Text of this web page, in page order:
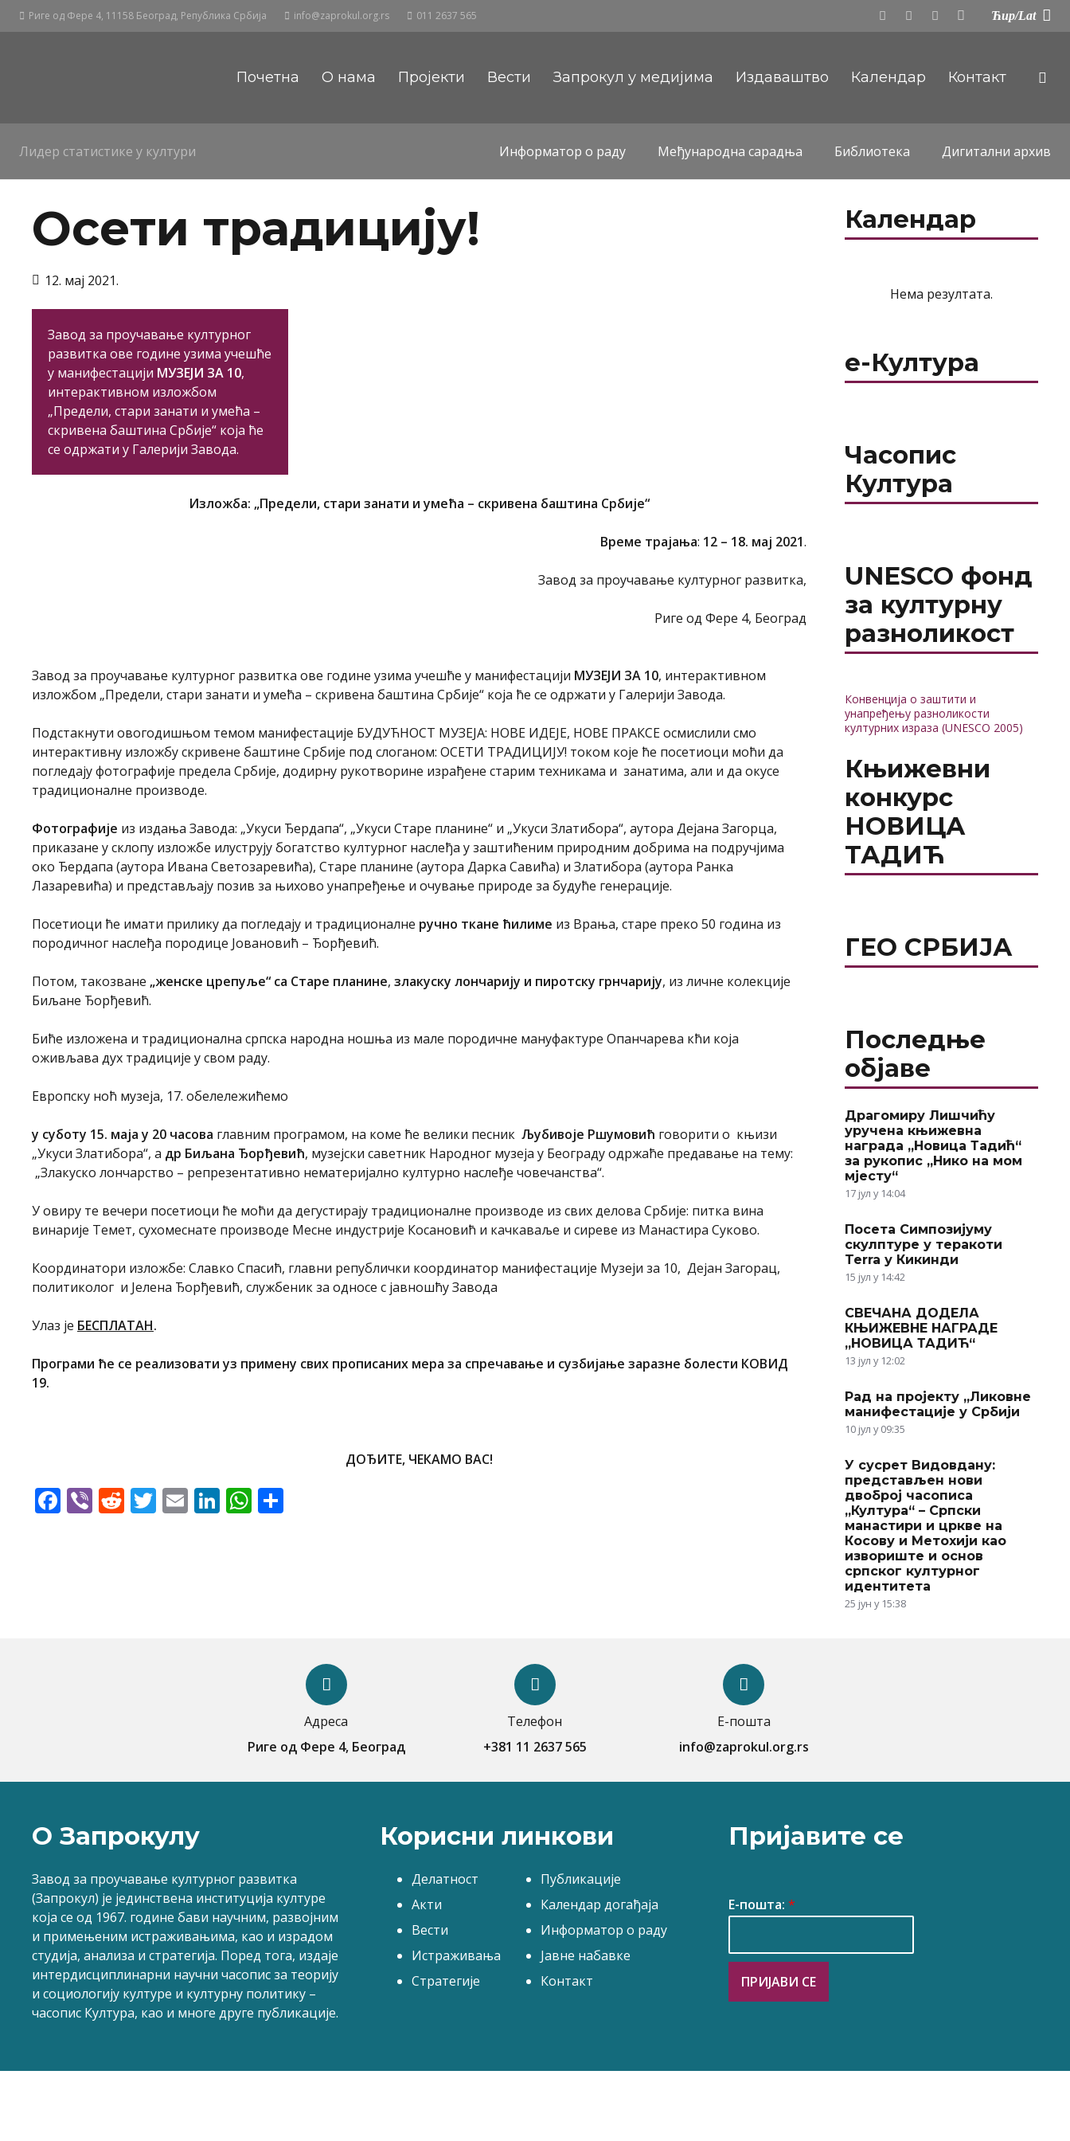
Риге од Фере 4, 11158 Београд, Република Србија info@zaprokul.org.rs 011 2637 565 Ћир/Lat
Почетна О нама Пројекти Вести Запрокул у медијима Издаваштво Календар Контакт
Лидер статистике у култури Информатор о раду Међународна сарадња Библиотека Дигитални архив
Осети традицију!
12. мај 2021.
Завод за проучавање културног
развитка ове године узима учешће
у манифестацији МУЗЕЈИ ЗА 10,
интерактивном изложбом
„Предели, стари занати и умећа –
скривена баштина Србије“ која ће
се одржати у Галерији Завода.
Изложба: „Предели, стари занати и умећа – скривена баштина Србије“
Време трајања: 12– 18. мај 2021.
Завод за проучавање културног развитка,
Риге од Фере 4, Београд
Завод за проучавање културног развитка ове године узима учешће у манифестацији МУЗЕЈИ ЗА 10, интерактивном
изложбом „Предели, стари занати и умећа – скривена баштина Србије“ која ће се одржати у Галерији Завода.
Подстакнути овогодишњом темом манифестације БУДУЋНОСТ МУЗЕЈА: НОВЕ ИДЕЈЕ, НОВЕ ПРАКСЕ осмислили смо
интерактивну изложбу скривене баштине Србије под слоганом: ОСЕТИ ТРАДИЦИЈУ! током које ће посетиоци моћи да
погледају фотографије предела Србије, додирну рукотворине израђене старим техникама и занатима, али и да окусе
традиционалне производе.
Фотографије из издања Завода: „Укуси Ђердапа“, „Укуси Старе планине“ и „Укуси Златибора“, аутора Дејана Загорца,
приказане у склопу изложбе илуструју богатство културног наслеђа у заштићеним природним добрима на подручјима
око Ђердапа (аутора Ивана Светозаревића), Старе планине (аутора Дарка Савића) и Златибора (аутора Ранка
Лазаревића) и представљају позив за њихово унапређење и очување природе за будуће генерације.
Посетиоци ће имати прилику да погледају и традиционалне ручно ткане ћилиме из Врања, старе преко 50 година из
породичног наслеђа породице Јовановић – Ђорђевић.
Потом, такозване „женске црепуље“ са Старе планине, злакуску лончарију и пиротску грнчарију, из личне колекције
Биљане Ђорђевић.
Биће изложена и традиционална српска народна ношња из мале породичне мануфактуре Опанчарева кћи која
оживљава дух традиције у свом раду.
Европску ноћ музеја, 17. обелележићемо
у суботу 15. мајау 20 часова главним програмом, на коме ће велики песник Љубивоје Ршумовић говорити о књизи
„Укуси Златибора“, а др Биљана Ђорђевић, музејски саветник Народног музеја у Београду одржаће предавање на тему:
„Злакуско лончарство – репрезентативно нематеријално културно наслеђе човечанства“.
У овиру те вечери посетиоци ће моћи да дегустирају традиционалне производе из свих делова Србије: питка вина
винарије Темет, сухомеснате производе Месне индустрије Косановић и качкаваље и сиреве из Манастира Суково.
Координатори изложбе: Славко Спасић, главни републички координатор манифестације Музеји за 10, Дејан Загорац,
политиколог и Јелена Ђорђевић, службеник за односе с јавношћу Завода
Улаз је БЕСПЛАТАН.
Програми ће се реализовати уз примену свих прописаних мера за спречавање и сузбијање заразне болести КОВИД
19.
ДОЂИТЕ, ЧЕКАМО ВАС!
Facebook
ViberReddit
Twitter
EmailLinkedIn
WhatsApp
Календар
Нема резултата.
е-Култура
Часопис
Култура
UNESCO фонд
за културну
разноликост
Конвенција о заштити и
унапређењу разноликости
културних израза (UNESCO 2005)
Књижевни
конкурс
НОВИЦА
ТАДИЋ
ГЕО СРБИЈА
Последње
објаве
Драгомиру Лишчићу
уручена књижевна
награда „Новица Тадић“
за рукопис „Нико на мом
мјесту“
17 јул у 14:04
Посета Симпозијуму
скулптуре у теракоти
Terra у Кикинди
15 јул у 14:42
СВЕЧАНА ДОДЕЛА
КЊИЖЕВНЕ НАГРАДЕ
„НОВИЦА ТАДИЋ“
13 јул у 12:02
Рад на пројекту „Ликовне
манифестације у Србији
10 јул у 09:35
У сусрет Видовдану:
представљен нови
двоброј часописа
„Култура“ – Српски
манастири и цркве на
Косову и Метохији као
извориште и основ
српског културног
идентитета
25 јун у 15:38
Адреса
Риге од Фере 4, Београд
Телефон
+381 11 2637 565
Е-пошта
info@zaprokul.org.rs
О Запрокулу
Завод за проучавање културног развитка
(Запрокул) је јединствена институција културе
која се од 1967. године бави научним, развојним
и примењеним истраживањима, као и израдом
студија, анализа и стратегија. Поред тога, издаје
интердисциплинарни научни часопис за теорију
и социологију културе и културну политику –
часопис Култура, као и многе друге публикације.
Корисни линкови
Делатност
Акти
Вести
Истраживања
Стратегије
Публикације
Календар догађаја
Информатор о раду
Јавне набавке
Контакт
Пријавите се
Е-пошта: *
ПРИЈАВИ СЕ